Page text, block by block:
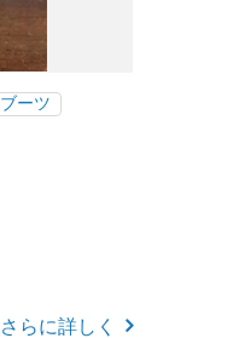
ブーツ
さらに詳しく